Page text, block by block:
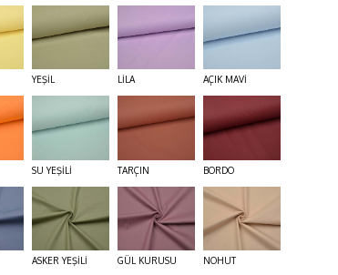
YEŞİL LİLA AÇIK MAVİ
SU YEŞİLİ TARÇIN BORDO
ASKER YEŞİLİ GÜL KURUSU NOHUT